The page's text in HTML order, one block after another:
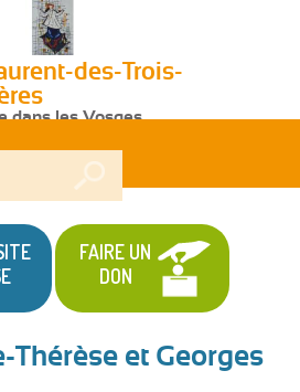
des-Trois-
dans les Vosges
FAIRE UN
DON
Thérèse et Georges